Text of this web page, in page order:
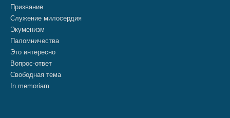
Призвание
Служение милосердия
Экуменизм
Паломничества
Это интересно
Вопрос-ответ
Свободная тема
In memoriam